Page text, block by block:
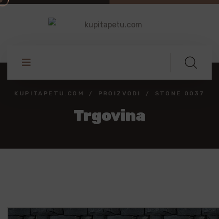
KUPITAPETU.COM PROIZVODI STONE 0037
Trgovina